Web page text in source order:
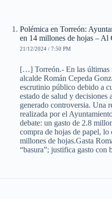
Polémica en Torreón:
en 14 millones de hojas – Al
21/12/2024 / 7:50 PM
[…] Torreón.- En las últimas
alcalde Román Cepeda
escrutinio público debido a
estado de salud y decisiones
generado controversia. Una
realizada por el
debate: un gasto de 2.8
compra de hojas de papel, lo
millones de hojas.Gasta
“basura”; justifica gasto